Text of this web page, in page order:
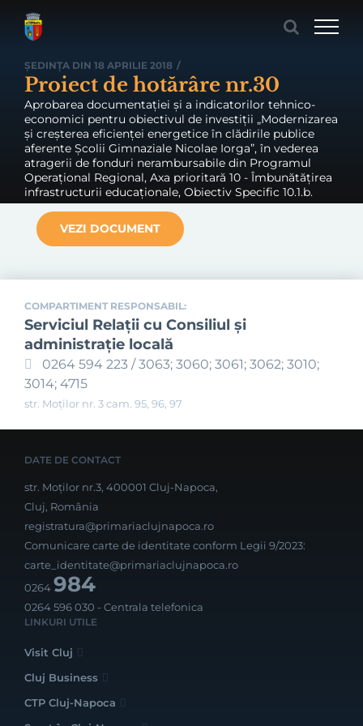
ȘEDINȚA DIN 18 APRILIE 2018 /
Proiect de hotărâre nr.30
Aprobarea documentației și a indicatorilor tehnico-
economici pentru obiectivul de investiții „Modernizarea
și creșterea eficienței energetice în clădirile publice
aferente Școlii Gimnaziale Nicolae Iorga”, în vederea
atragerii de fonduri nerambursabile din Programul
Operațional Regional, Axa prioritară 10 - Îmbunătățirea
infrastructurii educaționale, Obiectiv Specific 10.1.b.
VEZI DOCUMENT
COMPARTIMENT RESPONSABIL:
Serviciul Relaţii cu Consiliul şi
administraţie locală
0264 594 223 / 3063; 3060; 3061; 3062; 3010;
3014; 4715
str. Moților nr. 3 cam. 95, 96, 97
DATE DE CONTACT
str. Moților nr.3, 400001 Cluj-Napoca,
Cluj, România
registratura@primariaclujnapoca.ro
Comunicare carte de identitate conform Legii 9/2023:
carte_identitate@primariaclujnapoca.ro
0264984
0264 596 030 - Centrala telefonica
LINKURI UTILE
Visit Cluj
Cluj Business
CTP Cluj-Napoca